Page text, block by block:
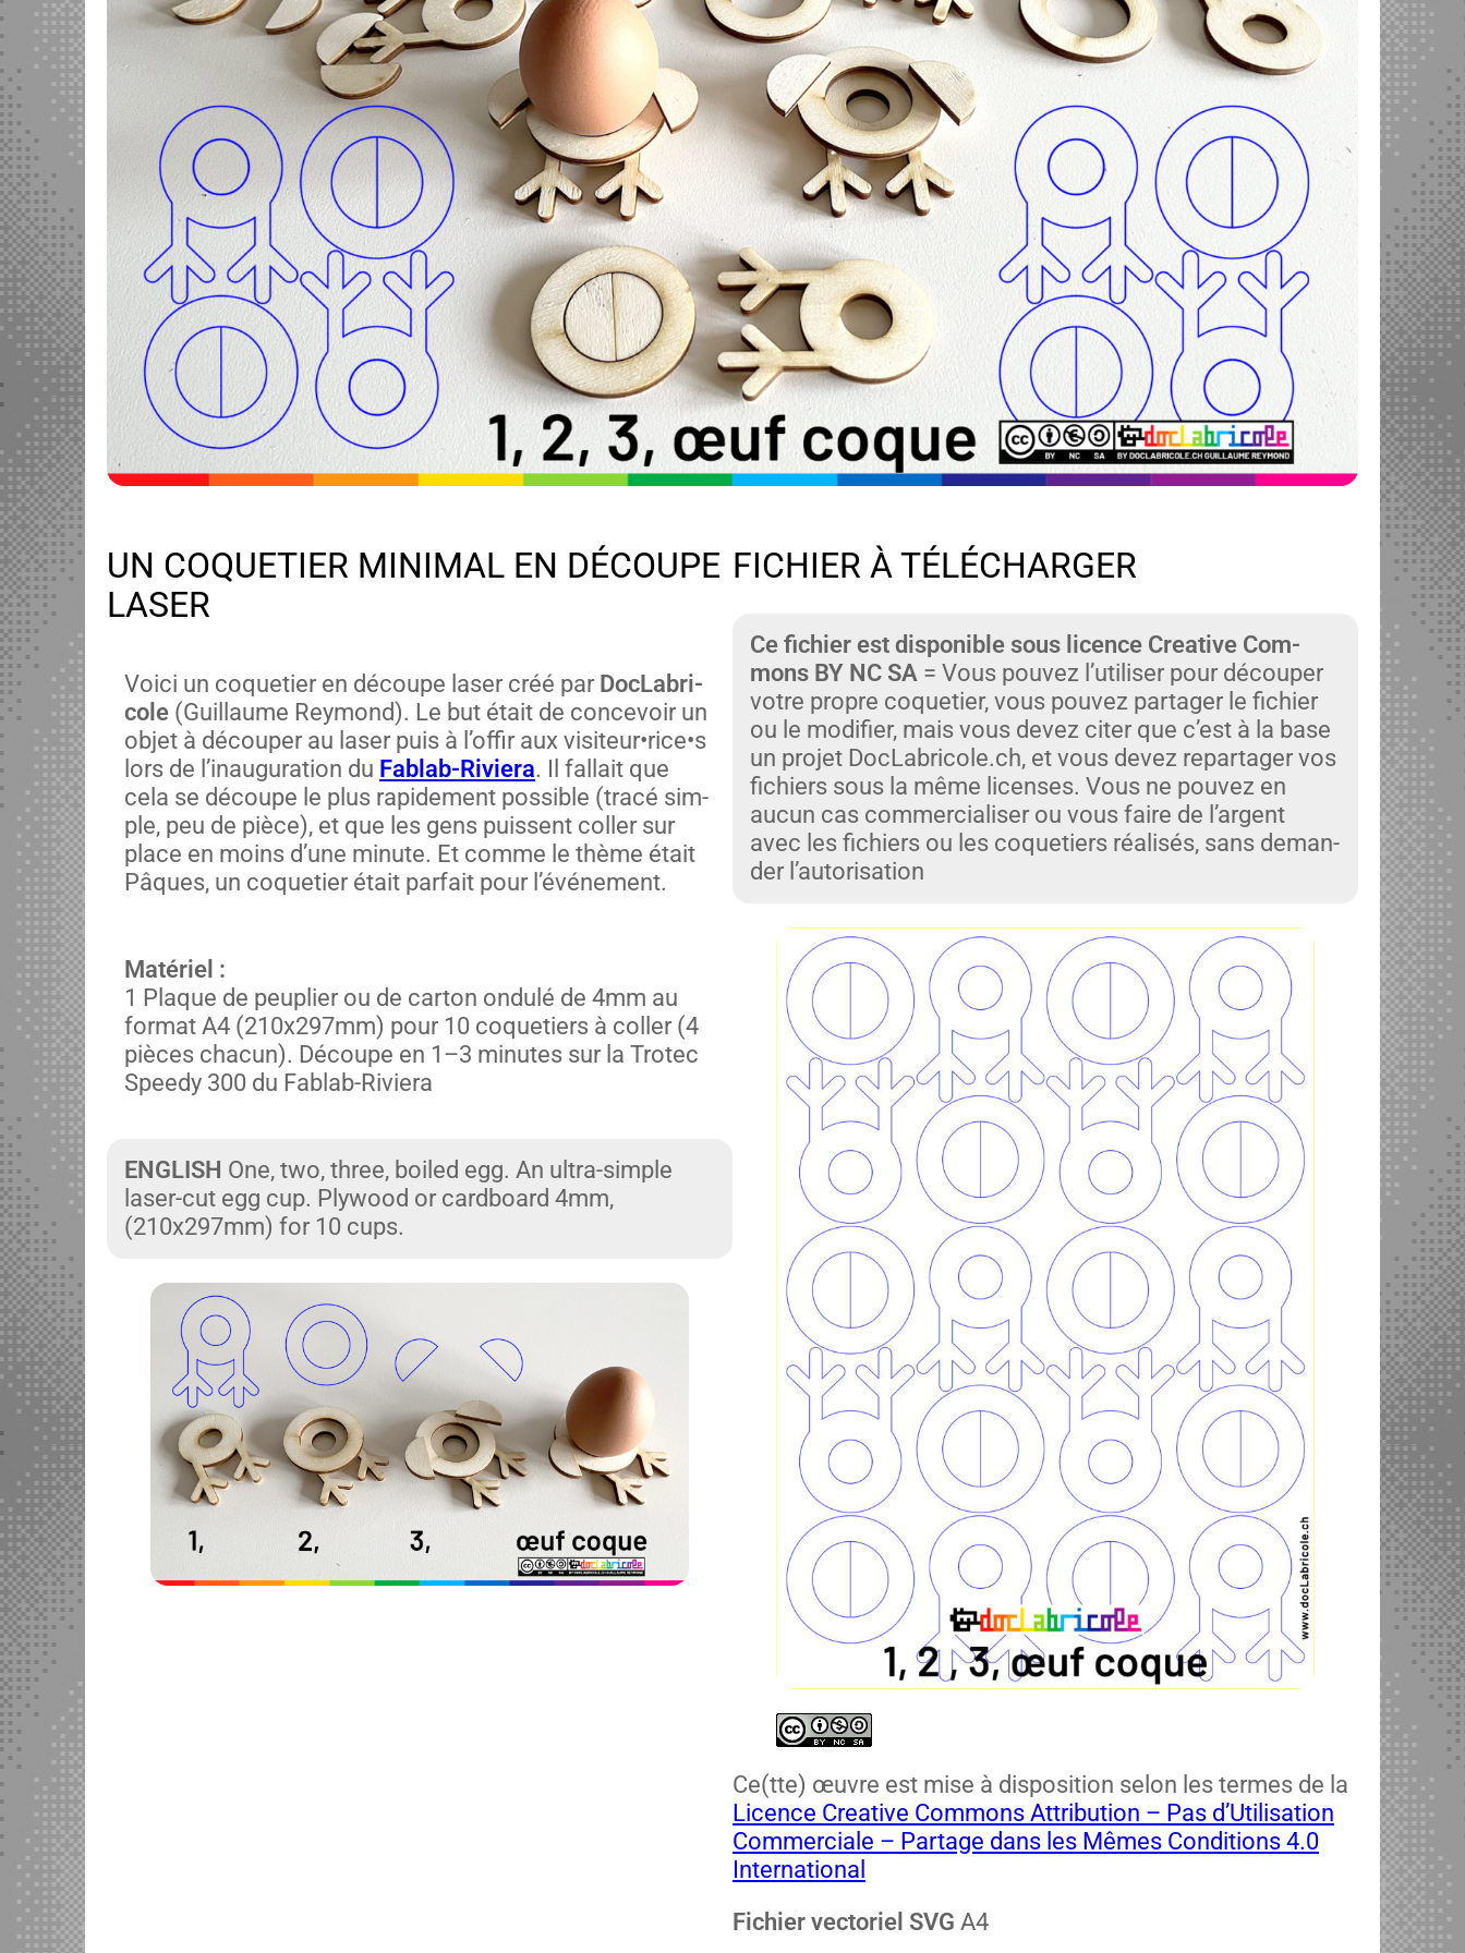
UN COQUETIER MINIMAL EN DÉCOUPE
LASER
Voici un coqueti­er en découpe laser créé par DocLabri­
cole (Guil­laume Rey­mond). Le but était de con­cevoir un
objet à découper au laser puis à l’offir aux visiteur•rice•s
lors de l’inauguration du Fablab-Riv­iera. Il fal­lait que
cela se découpe le plus rapi­de­ment pos­si­ble (tracé sim­
ple, peu de pièce), et que les gens puis­sent coller sur
place en moins d’une minute. Et comme le thème était
Pâques, un coqueti­er était par­fait pour l’événement.
Matériel :
1 Plaque de peu­pli­er ou de car­ton ondulé de 4mm au
for­mat A4 (210x297mm) pour 10 coquetiers à coller (4
pièces cha­cun). Découpe en 1–3 min­utes sur la Trotec
Speedy 300 du Fablab-Riv­iera
ENGLISH One, two, three, boiled egg. An ultra-sim­ple
laser-cut egg cup. Ply­wood or card­board 4mm,
(210x297mm) for 10 cups.
FICHIER À TÉLÉCHARGER
Ce fichi­er est disponible sous licence Cre­ative Com­
mons BY NC SA = Vous pou­vez l’utiliser pour découper
votre pro­pre coqueti­er, vous pou­vez partager le fichi­er
ou le mod­i­fi­er, mais vous devez citer que c’est à la base
un pro­jet DocLabricole.ch, et vous devez repartager vos
fichiers sous la même licens­es. Vous ne pou­vez en
aucun cas com­mer­cialis­er ou vous faire de l’argent
avec les fichiers ou les coquetiers réal­isés, sans deman­
der l’autorisation
Ce(tte) œuvre est mise à dis­po­si­tion selon les ter­mes de la
Licence Cre­ative Com­mons Attri­bu­tion – Pas d’Utilisation
Com­mer­ciale – Partage dans les Mêmes Con­di­tions 4.0
Inter­na­tion­al
Fichi­er vec­to­riel SVG A4